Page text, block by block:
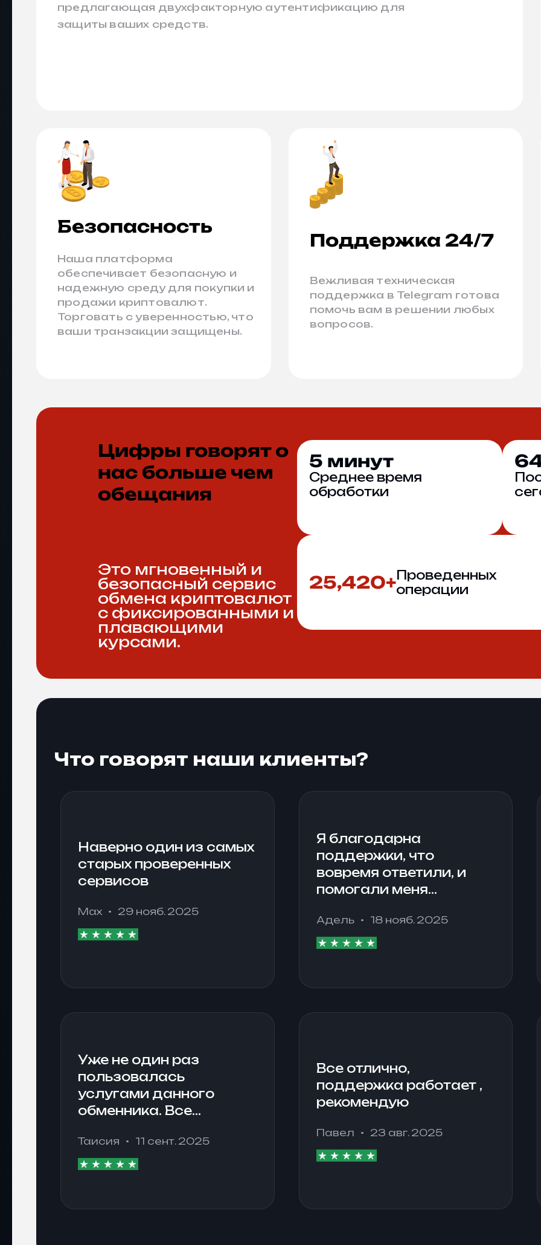
предлагающая двухфакторную аутентификацию для
защиты ваших средств.
Безопасность
Наша платформа
обеспечивает безопасную и
надежную среду для покупки и
продажи криптовалют.
Торговать с уверенностью, что
ваши транзакции защищены.
Поддержка 24/7
Вежливая техническая
поддержка в Telegram готова
помочь вам в решении любых
вопросов.
Цифры говорят о
нас больше чем
обещания
Это мгновенный и
безопасный сервис
обмена криптовалют
с фиксированными и
плавающими
курсами.
5 минут
Среднее время
обработки
25,420+Проведенных
операции
Что говорят наши клиенты?
Наверно один из самых
старых проверенных
сервисов
Max 29 нояб. 2025
Я благодарна
поддержки, что
вовремя ответили, и
помогали меня
допустила ошибку и
вовремя ее исправили.
обмеником.
Адель 18 нояб. 2025
Уже не один раз
пользовалась
услугами данного
обменника. Все
Таисия 11 сент. 2025
Все отлично,
поддержка работает ,
рекомендую
Павел 23 авг. 2025